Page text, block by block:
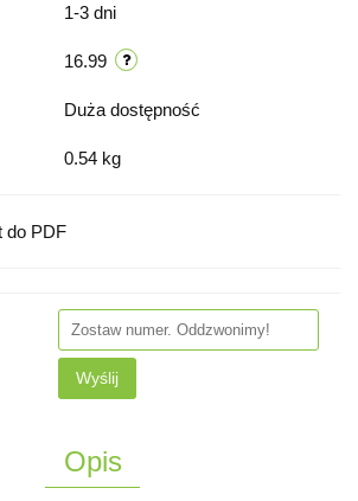
1-3 dni
16.99
Duża dostępność
0.54 kg
do PDF
Wyślij
Opis